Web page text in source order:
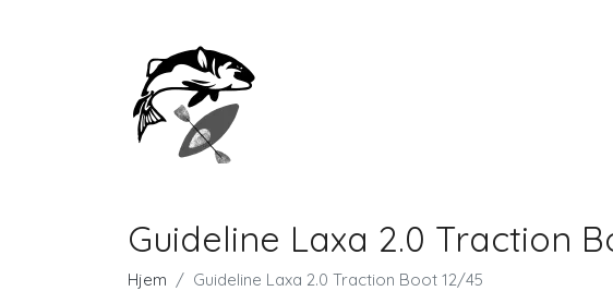
Guideline Laxa 2.0 Traction
Hjem Guideline Laxa 2.0 Traction Boot 12/45